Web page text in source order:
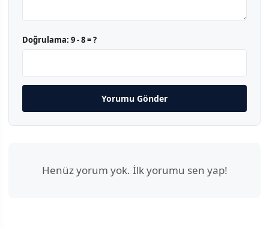
Doğrulama: 9 - 8 = ?
Yorumu Gönder
Henüz yorum yok. İlk yorumu sen yap!